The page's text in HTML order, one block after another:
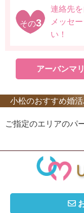
その3
連絡先を
メッセ
い！
アーバンマ
小松のおすすめ婚
ご指定のエリアのパ